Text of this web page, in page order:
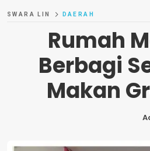
SWARA LIN DAERAH
Rumah
Berbagi
Makan